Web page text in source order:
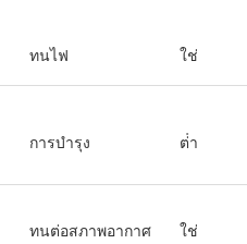
ทนไฟ ใช่
การบํารุง ต่ํา
ทนต่อสภาพอากาศ ใช่